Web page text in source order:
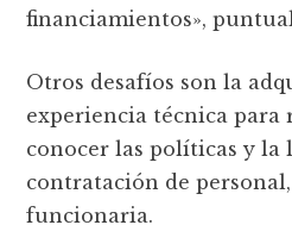
financiamientos»,
Otros desafíos son la
experiencia técnica para
conocer las polí­ticas y la
contratación de
funcionaria.